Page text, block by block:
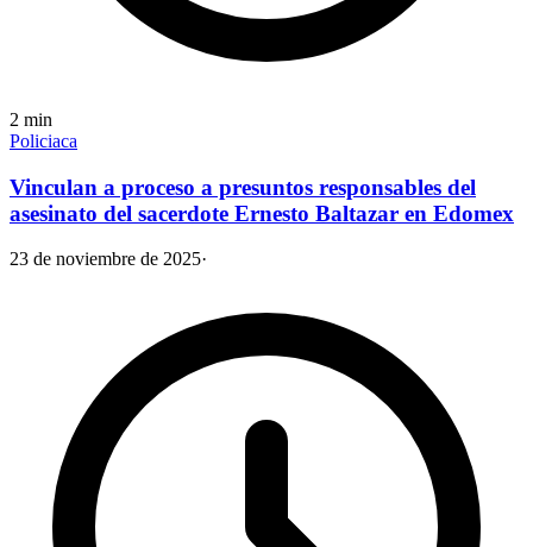
2 min
Policiaca
Vinculan a proceso a presuntos responsables del
asesinato del sacerdote Ernesto Baltazar en Edomex
23 de noviembre de 2025·